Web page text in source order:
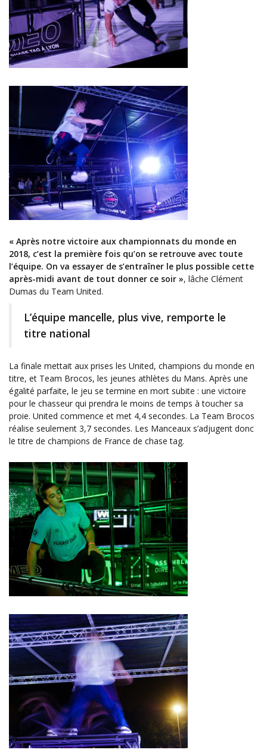
« Après notre victoire aux championnats du monde en
2018, c’est la première fois qu’on se retrouve avec toute
l’équipe. On va essayer de s’entraîner le plus possible cette
après-midi avant de tout donner ce soir », lâche Clément
Dumas du Team United.
L’équipe mancelle, plus vive, remporte le
titre national
La finale mettait aux prises les United, champions du monde en
titre, et Team Brocos, les jeunes athlètes du Mans. Après une
égalité parfaite, le jeu se termine en mort subite : une victoire
pour le chasseur qui prendra le moins de temps à toucher sa
proie. United commence et met 4,4 secondes. La Team Brocos
réalise seulement 3,7 secondes. Les Manceaux s’adjugent donc
le titre de champions de France de chase tag.